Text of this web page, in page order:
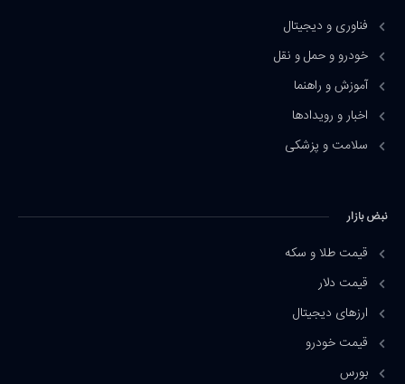
فناوری و دیجیتال
خودرو و حمل و نقل
آموزش و راهنما
اخبار و رویدادها
سلامت و پزشکی
نبض بازار
قیمت طلا و سکه
قیمت دلار
ارزهای دیجیتال
قیمت خودرو
بورس